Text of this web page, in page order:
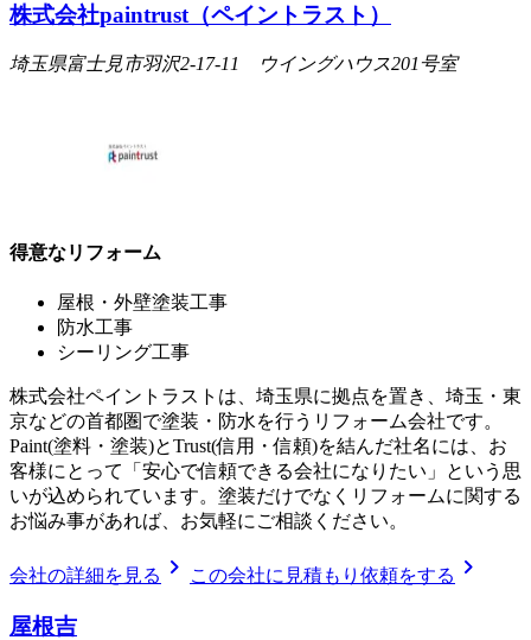
株式会社paintrust（ペイントラスト）
埼玉県富士見市羽沢2-17-11 ウイングハウス201号室
得意なリフォーム
屋根・外壁塗装工事
防水工事
シーリング工事
株式会社ペイントラストは、埼玉県に拠点を置き、埼玉・東
京などの首都圏で塗装・防水を行うリフォーム会社です。
Paint(塗料・塗装)とTrust(信用・信頼)を結んだ社名には、お
客様にとって「安心で信頼できる会社になりたい」という思
いが込められています。塗装だけでなくリフォームに関する
お悩み事があれば、お気軽にご相談ください。
会社の詳細を見る chevron_right この会社に見積もり依頼をする chevron_right
屋根吉